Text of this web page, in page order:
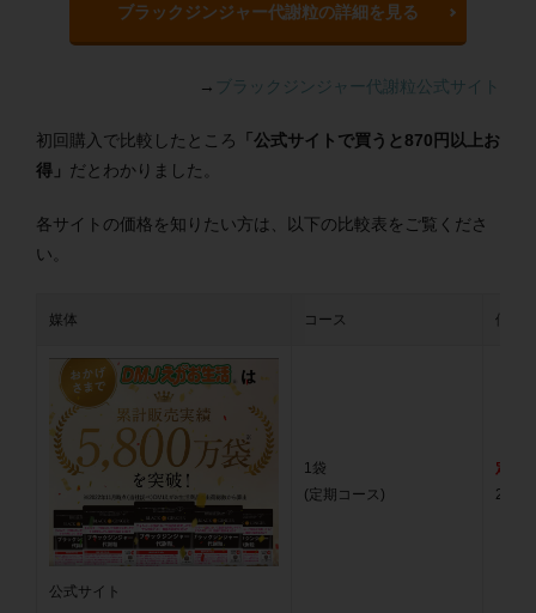
ブラックジンジャー代謝粒の詳細を見る
→ ブラックジンジャー代謝粒公式サイト
初回購入で比較したところ
「公式サイトで買うと870円以上お
得」 だとわかりました。
各サイトの価格を知りたい方は、以下の比較表をご覧くださ
い。
媒体 コース 価格(
公式サイト
1袋
(定期コース)
定期
2回